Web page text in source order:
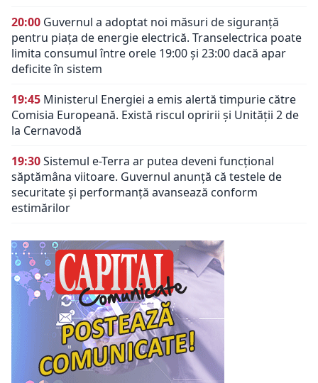
20:00 Guvernul a adoptat noi măsuri de siguranță
pentru piața de energie electrică. Transelectrica poate
limita consumul între orele 19:00 și 23:00 dacă apar
deficite în sistem
19:45 Ministerul Energiei a emis alertă timpurie către
Comisia Europeană. Există riscul opririi și Unității 2 de
la Cernavodă
19:30Sistemul e-Terra ar putea deveni funcțional
săptămâna viitoare. Guvernul anunță că testele de
securitate și performanță avansează conform
estimărilor